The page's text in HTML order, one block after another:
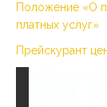
Положение «О
платных услуг»
Прейскурант